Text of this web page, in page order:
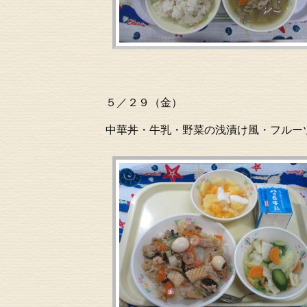
５／２９（金）
中華丼・牛乳・野菜の浅漬け風・フルー